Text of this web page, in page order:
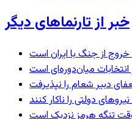
خبر از تارنماهای دیگر
از جنگ با ایران است
میان‌دوره‌ای است
دبیر شعام را نپذیرفت
تنگه هرمز نزدیک است